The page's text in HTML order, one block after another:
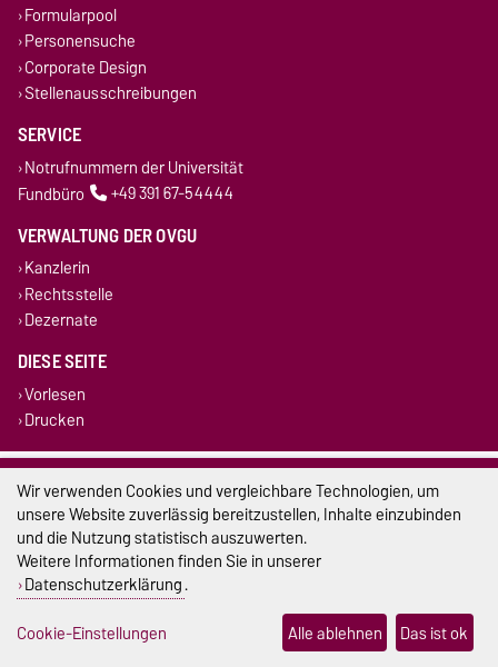
Formularpool
Personensuche
Corporate Design
Stellenausschreibungen
SERVICE
Notrufnummern der Universität
Fundbüro
+49 391 67-54444
VERWALTUNG DER OVGU
Kanzlerin
Rechtsstelle
Dezernate
DIESE SEITE
Vorlesen
Drucken
Impressum
Datenschutz
Barrierefreiheit
Cookie-Einstellungen
Wir verwenden Cookies und vergleichbare Technologien, um
unsere Website zuverlässig bereitzustellen, Inhalte einzubinden
und die Nutzung statistisch auszuwerten.
Weitere Informationen finden Sie in unserer
Datenschutzerklärung.
Cookie-Einstellungen
Alle ablehnen Das ist ok